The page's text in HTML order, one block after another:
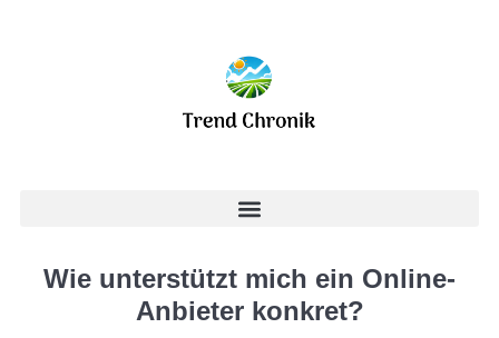
Wie unterstützt mich ein Online-
Anbieter konkret?